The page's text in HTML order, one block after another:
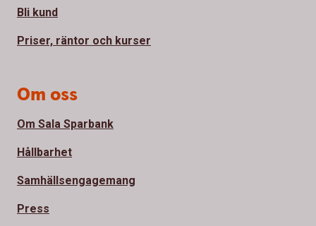
Bli kund
Priser, räntor och kurser
Om oss
Om Sala Sparbank
Hållbarhet
Samhällsengagemang
Press